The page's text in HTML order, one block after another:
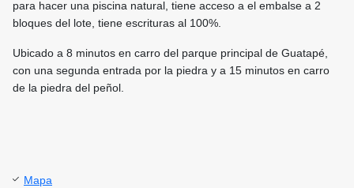
para hacer una piscina natural, tiene acceso a el embalse a 2
bloques del lote, tiene escrituras al 100%.
Ubicado a 8 minutos en carro del parque principal de Guatapé,
con una segunda entrada por la piedra y a 15 minutos en carro
de la piedra del peñol.
Mapa